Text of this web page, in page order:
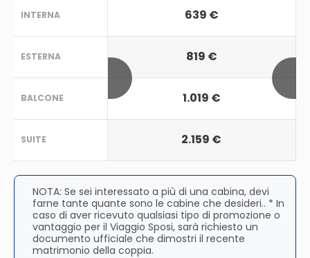
INTERNA
ESTERNA
BALCONE
SUITE
639 €
819 €
1.019 €
2.159 €
NOTA: Se sei interessato a più di una cabina, devi
farne tante quante sono le cabine che desideri.. * In
caso di aver ricevuto qualsiasi tipo di promozione o
vantaggio per il Viaggio Sposi, sarà richiesto un
documento ufficiale che dimostri il recente
matrimonio della coppia.